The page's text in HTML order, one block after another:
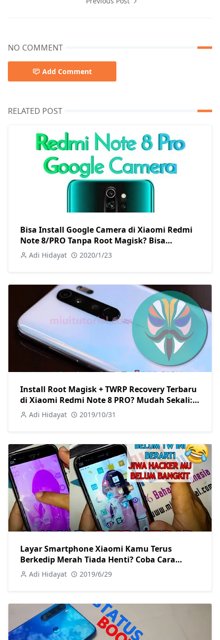
NO COMMENT
Add Comment
RELATED POST
Bisa Install Google Camera di Xiaomi Redmi
Note 8/PRO Tanpa Root Magisk? Bisa
Banget.. Ini Tutorial Lengkapnya!
Adi Hidayat 2020/1/23
Install Root Magisk + TWRP Recovery Terbaru
di Xiaomi Redmi Note 8 PRO? Mudah Sekali:
Ini Tata Caranya
Adi Hidayat 2019/10/31
Layar Smartphone Xiaomi Kamu Terus
Berkedip Merah Tiada Henti? Coba Cara
Memperbaiki Berikut! Tanpa Root Sama
Adi Hidayat 2019/6/29